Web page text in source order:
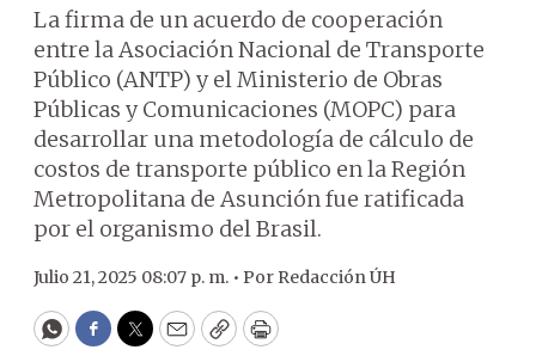
La firma de un acuerdo de cooperación
entre la Asociación Nacional de Transporte
Público (ANTP) y el Ministerio de Obras
Públicas y Comunicaciones (MOPC) para
desarrollar una metodología de cálculo de
costos de transporte público en la Región
Metropolitana de Asunción fue ratificada
por el organismo del Brasil.
Julio 21, 2025 08:07 p. m. • Por Redacción ÚH
WhatsApp
Facebook
Twitter
EmailCopyPrint